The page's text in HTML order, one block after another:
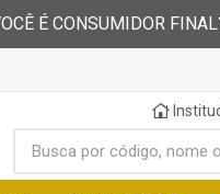
É CONSUMIDOR